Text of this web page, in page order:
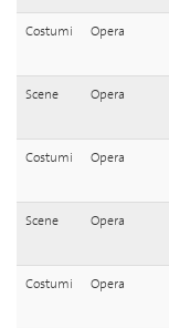
Costumi Opera
Scene Opera
Costumi Opera
Scene Opera
Costumi Opera